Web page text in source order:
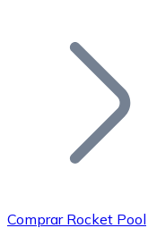
Añade tu
Comprar Rocket Pool